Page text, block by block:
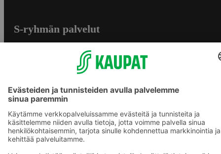
S-ryhmän palvelut
S-ostoslista -sovellus
Prisma.fi
Sokos.fi
S-Pankki
Yhteishyvä
Sokos Hotels